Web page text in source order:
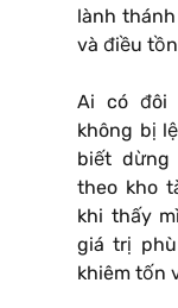
lành
và điều
Ai có đôi
không bị
biết
theo kho
khi thấy
giá trị
khiêm tốn